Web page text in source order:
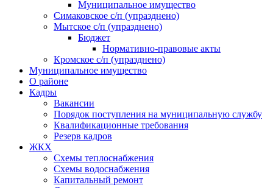
Муниципальное имущество
Симаковское с/п (упразднено)
Мытское с/п (упразднено)
Бюджет
Нормативно-правовые акты
Кромское с/п (упразднено)
Муниципальное имущество
О районе
Кадры
Вакансии
Порядок поступления на муниципальную службу
Квалификационные требования
Резерв кадров
ЖКХ
Схемы теплоснабжения
Схемы водоснабжения
Капитальный ремонт